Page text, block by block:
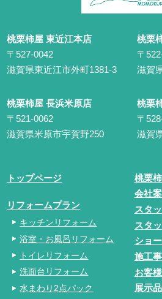
桃栗柿屋 東近江本店
〒527-0042
滋賀県東近江市外町1381-3
桃栗
〒
滋賀
桃栗柿屋 長浜米原店
〒521-0062
滋賀県米原市宇賀野250
桃栗
〒
滋賀
トップページ
リフォームプラン
キッチンリフォーム
浴室・お風呂リフォーム
トイレリフォーム
洗面台リフォーム
水まわり2点パック
桃栗
会社
スタ
スタ
ショ
施工
お客
展示